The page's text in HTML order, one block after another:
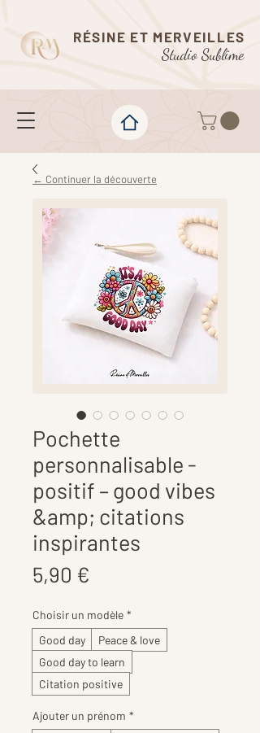
RÉSINE ET MERVEILLES
Studio Sublime
Pochette
personnalisable -
positif – good vibes
&amp; citations
inspirantes
5,90 €
Choisir un modèle *
Good day
Peace & love
Good day to learn
Citation positive
Ajouter un prénom *
← Continuer la découverte